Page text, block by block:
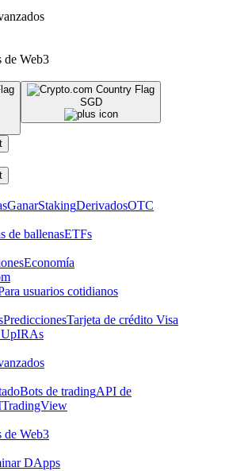
de Web3
SGD
GanarStakingDerivadosOTC
de ballenasETFs
Economía
usuarios cotidianos
PrediccionesTarjeta de crédito Visa
IRAs
Bots de tradingAPI de
TradingView
de Web3
DApps